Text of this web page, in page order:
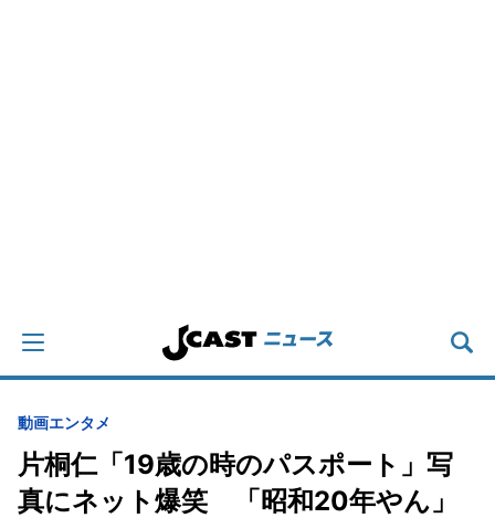
動画エンタメ
片桐仁「19歳の時のパスポート」写
真にネット爆笑 「昭和20年やん」